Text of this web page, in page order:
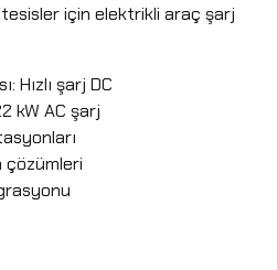
tesisler için elektrikli araç şarj
Hızlı şarj DC
kW AC şarj
çözümleri